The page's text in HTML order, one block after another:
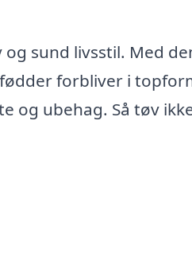
sund livsstil. Med
forbliver i
og ubehag. Så tøv